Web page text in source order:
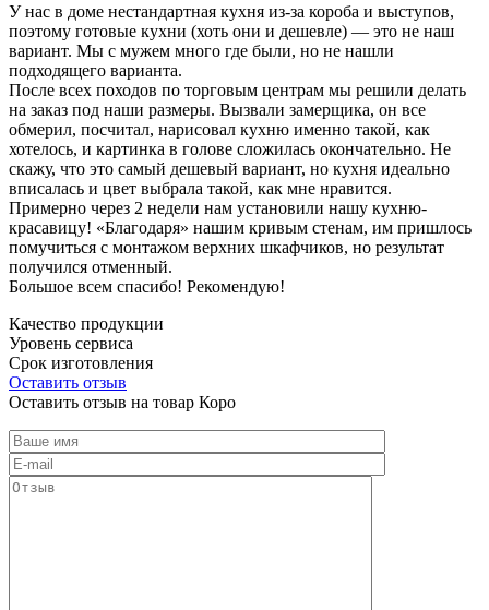
У нас в доме нестандартная кухня из-за короба и выступов,
поэтому готовые кухни (хоть они и дешевле) — это не наш
вариант. Мы с мужем много где были, но не нашли
подходящего варианта.
После всех походов по торговым центрам мы решили делать
на заказ под наши размеры. Вызвали замерщика, он все
обмерил, посчитал, нарисовал кухню именно такой, как
хотелось, и картинка в голове сложилась окончательно. Не
скажу, что это самый дешевый вариант, но кухня идеально
вписалась и цвет выбрала такой, как мне нравится.
Примерно через 2 недели нам установили нашу кухню-
красавицу! «Благодаря» нашим кривым стенам, им пришлось
помучиться с монтажом верхних шкафчиков, но результат
получился отменный.
Большое всем спасибо! Рекомендую!
Качество продукции
Уровень сервиса
Срок изготовления
Оставить отзыв
Оставить отзыв на товар Коро